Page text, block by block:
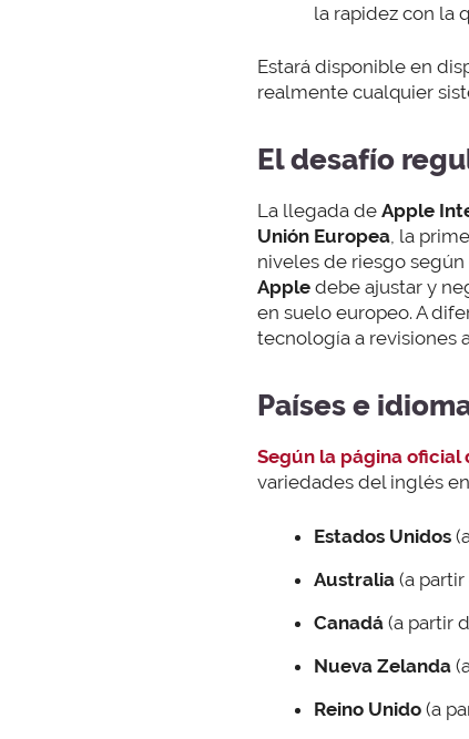
la rapidez con la
Estará disponible en
realmente cualquier
El desafío
La llegada de Apple
Unión Europea, la
niveles de riesgo
Apple debe ajustar y
en suelo europeo. A
tecnología a revisiones
Países e
Según la página oficial
variedades del inglés
Estados Unidos
Australia (a
Canadá (a partir
Nueva Zelanda
Reino Unido (a